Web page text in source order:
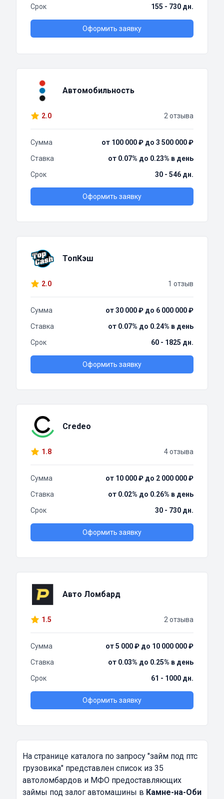
Срок 155 - 730 дн.
Оформить заявку
Автомобильность
2.0 2 отзыва
Сумма
от 100 000 ₽ до 3 500 000 ₽
Ставка
от 0.07% до 0.23% в день
Срок
30 - 546 дн.
Оформить заявку
ТопКэш
2.0 1 отзыв
Сумма
от 30 000 ₽ до 6 000 000 ₽
Ставка
от 0.07% до 0.24% в день
Срок
60 - 1825 дн.
Оформить заявку
Credeo
1.8 4 отзыва
Сумма
от 10 000 ₽ до 2 000 000 ₽
Ставка
от 0.02% до 0.26% в день
Срок
30 - 730 дн.
Оформить заявку
Авто Ломбард
1.5 2 отзыва
Сумма
от 5 000 ₽ до 10 000 000 ₽
Ставка
от 0.03% до 0.25% в день
Срок
61 - 1000 дн.
Оформить заявку
На странице каталога по запросу "займ под птс
грузовика" представлен список из 35
автоломбардов и МФО предоставляющих
займы под залог автомашины в Камне-на-Оби